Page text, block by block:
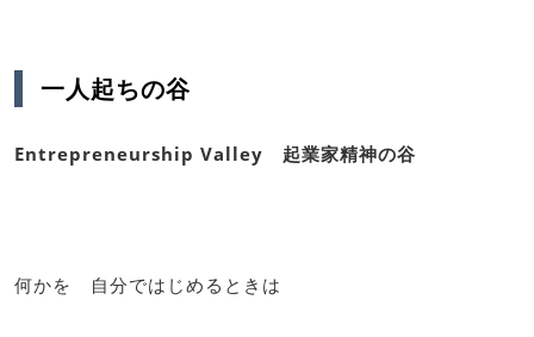
一人起ちの谷
Entrepreneurship Valley 起業家精神の谷
何かを 自分ではじめるときは